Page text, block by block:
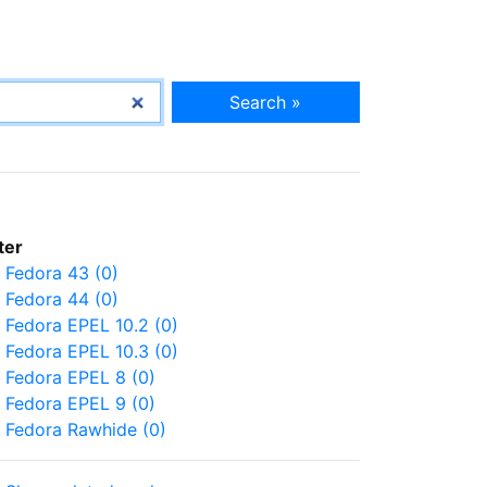
Search »
Fedora 43 (0)
Fedora 44 (0)
Fedora EPEL 10.2 (0)
Fedora EPEL 10.3 (0)
Fedora EPEL 8 (0)
Fedora EPEL 9 (0)
Fedora Rawhide (0)